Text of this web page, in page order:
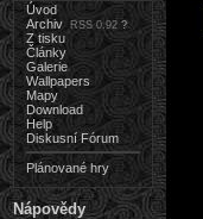
Úvod
Archiv
RSS 0.92 ?
Z tisku
Články
Galerie
Wallpapers
Mapy
Download
Help
Diskusní Fórum
Plánované hry
Nápovědy